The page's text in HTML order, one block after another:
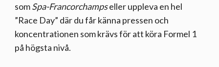
somSpa-Francorchampseller uppleva en hel
”Race Day” där du får känna pressen och
koncentrationen som krävs för att köra Formel 1
på högsta nivå.